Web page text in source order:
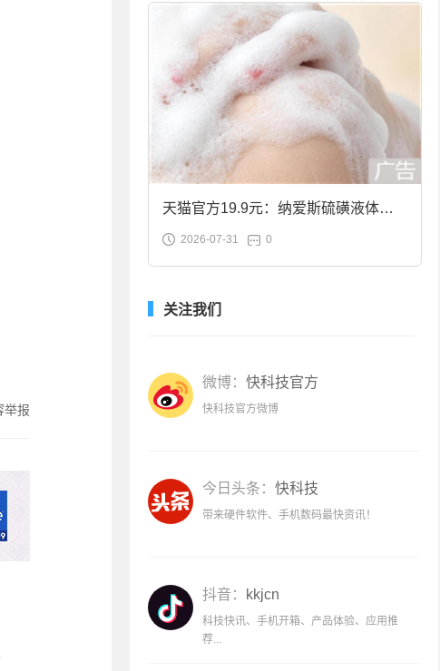
举报
天猫官方19.9元：纳爱斯硫磺液体香
皂2斤大促
2026-07-31 0
关注我们
微博： 快科技官方
快科技官方微博
今日头条： 快科技
带来硬件软件、手机数码最快资讯！
抖音： kkjcn
科技快讯、手机开箱、产品体验、应用推
荐...